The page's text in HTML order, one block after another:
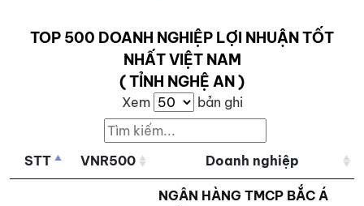
TOP 500 DOANH NGHIỆP LỢI NHUẬN TỐT
NHẤT VIỆT NAM
( TỈNH NGHỆ AN )
Xem bản ghi
STT VNR500 Doanh nghiệp
NGÂN HÀNG TMCP BẮC Á